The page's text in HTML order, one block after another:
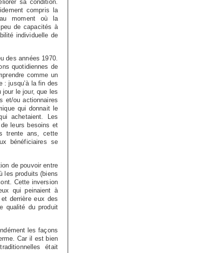
sa condition.
compris la
moment où la
de capacités à
individuelle de
des années 1970.
quotidiennes de
comme un
: jusqu’à la fin des
le jour, que les
et/ou actionnaires
qui donnait le
achetaient. Les
leurs besoins et
trente ans, cette
bénéficiaires se
de pouvoir entre
les produits (biens
Cette inversion
qui peinaient à
derrière eux des
qualité du produit
les façons
Car il est bien
était